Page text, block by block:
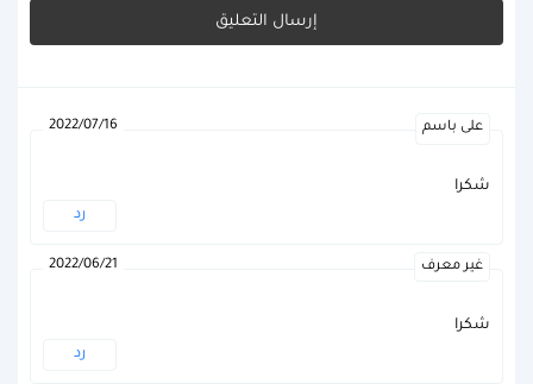
على باسم 2022/07/16
شكرا
رد
غير معرف 2022/06/21
شكرا
رد